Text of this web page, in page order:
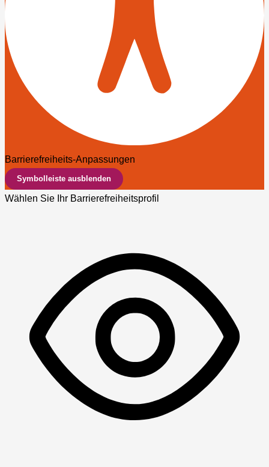
Barrierefreiheits-Anpassungen
Symbolleiste ausblenden
Wählen Sie Ihr Barrierefreiheitsprofil